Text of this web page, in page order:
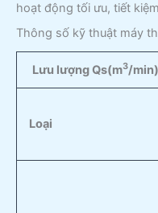
hoạt động tối ưu, tiết
Thông số kỹ thuật máy
Lưu lượng Qs(m3/
Loại